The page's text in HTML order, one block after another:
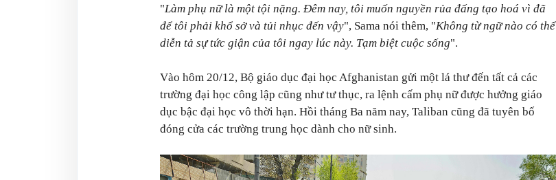
"Làm phụ nữ là một tội nặng. Đêm nay, tôi muốn nguyền rủa đấng tạo hoá vì đã
để tôi phải khổ sở và tủi nhục đến vậy", Sama nói thêm, "Không từ ngữ nào có thể
diễn tả sự tức giận của tôi ngay lúc này. Tạm biệt cuộc sống".
Vào hôm 20/12, Bộ giáo dục đại học Afghanistan gửi một lá thư đến tất cả các
trường đại học công lập cũng như tư thục, ra lệnh cấm phụ nữ được hưởng giáo
dục bậc đại học vô thời hạn. Hồi tháng Ba năm nay, Taliban cũng đã tuyên bố
đóng cửa các trường trung học dành cho nữ sinh.